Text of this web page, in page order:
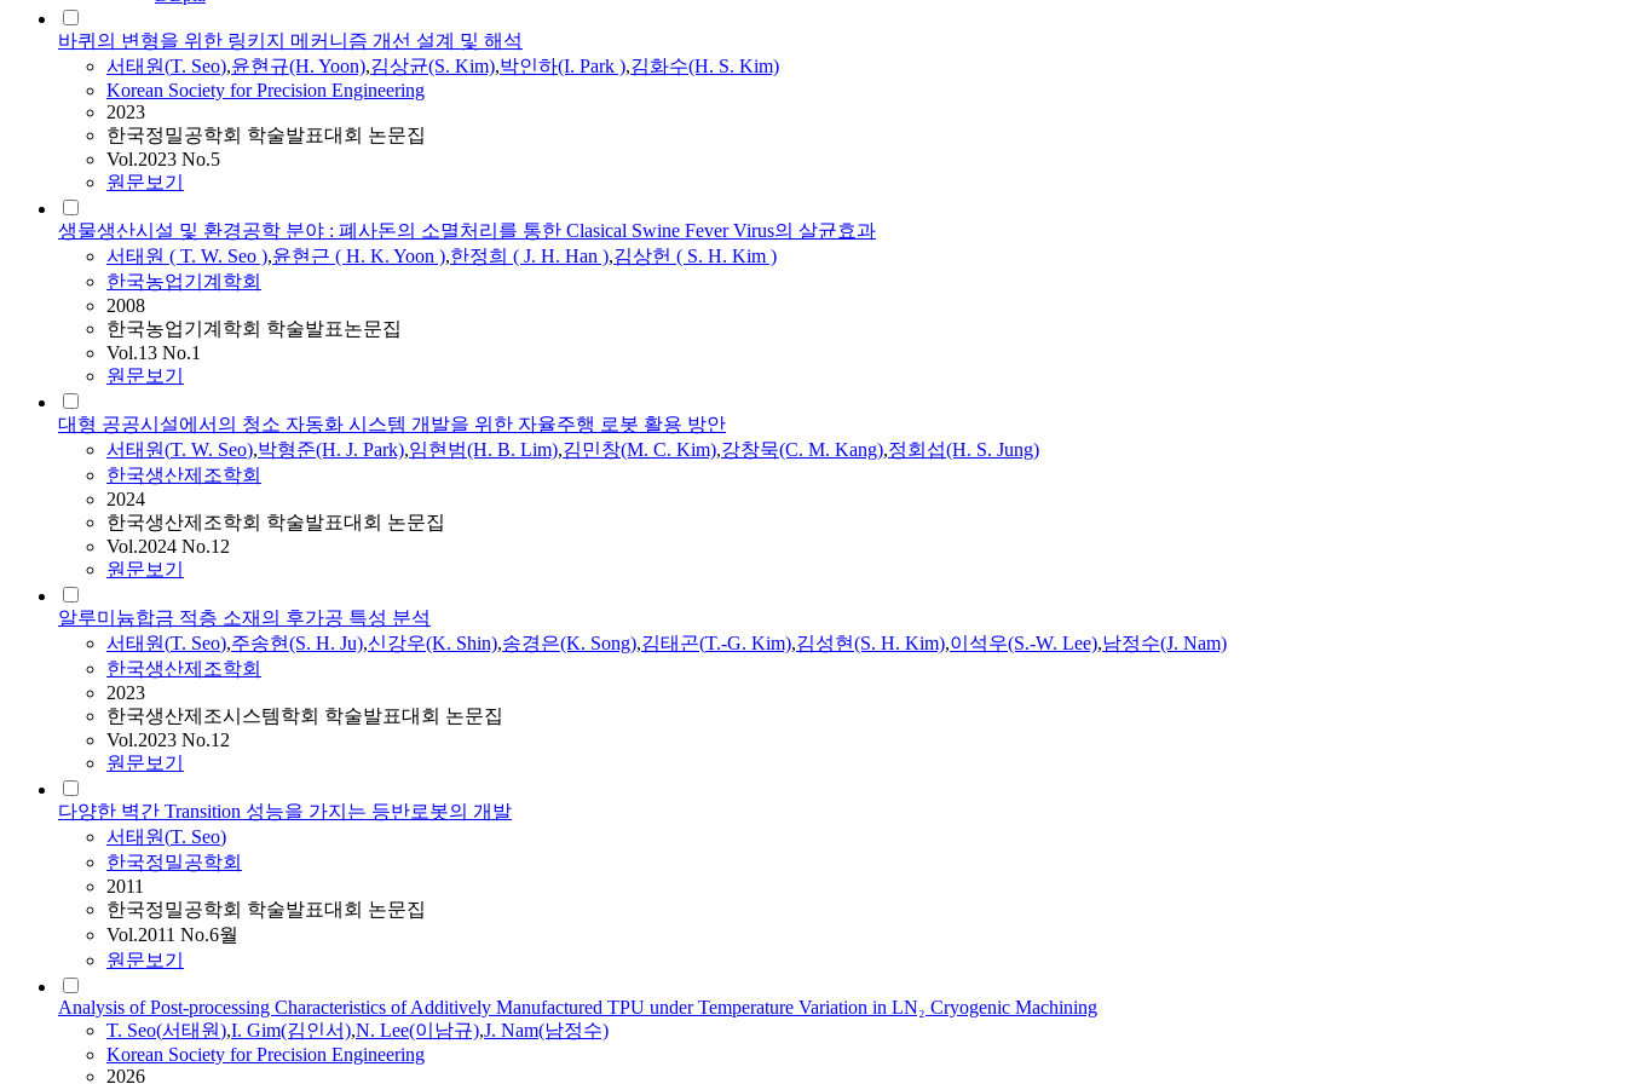
바퀴의 변형을 위한 링키지 메커니즘 개선 설계 및 해석
서태원(T. Seo),윤현규(H. Yoon),김상균(S. Kim),박인하(I. Park ),김화수(H. S. Kim)
Korean Society for Precision Engineering
2023
한국정밀공학회 학술발표대회 논문집
Vol.2023 No.5
원문보기
생물생산시설 및 환경공학 분야 : 폐사돈의 소멸처리를 통한 Clasical Swine Fever Virus의 살균효과
서태원 ( T. W. Seo ),윤현근 ( H. K. Yoon ),한정희 ( J. H. Han ),김상헌 ( S. H. Kim )
한국농업기계학회
2008
한국농업기계학회 학술발표논문집
Vol.13 No.1
원문보기
대형 공공시설에서의 청소 자동화 시스템 개발을 위한 자율주행 로봇 활용 방안
서태원(T. W. Seo),박형준(H. J. Park),임현범(H. B. Lim),김민창(M. C. Kim),강창묵(C. M. Kang),정회섭(H. S. Jung)
한국생산제조학회
2024
한국생산제조학회 학술발표대회 논문집
Vol.2024 No.12
원문보기
알루미늄합금 적층 소재의 후가공 특성 분석
서태원(T. Seo),주송현(S. H. Ju),신강우(K. Shin),송경은(K. Song),김태곤(T.-G. Kim),김성현(S. H. Kim),이석우(S.-W. Lee),남정수(J. Nam)
한국생산제조학회
2023
한국생산제조시스템학회 학술발표대회 논문집
Vol.2023 No.12
원문보기
다양한 벽간 Transition 성능을 가지는 등반로봇의 개발
서태원(T. Seo)
한국정밀공학회
2011
한국정밀공학회 학술발표대회 논문집
Vol.2011 No.6월
원문보기
Analysis of Post-processing Characteristics of Additively Manufactured TPU under Temperature Variation in LN₂ Cryogenic Machining
T. Seo(서태원),I. Gim(김인서),N. Lee(이남규),J. Nam(남정수)
Korean Society for Precision Engineering
2026